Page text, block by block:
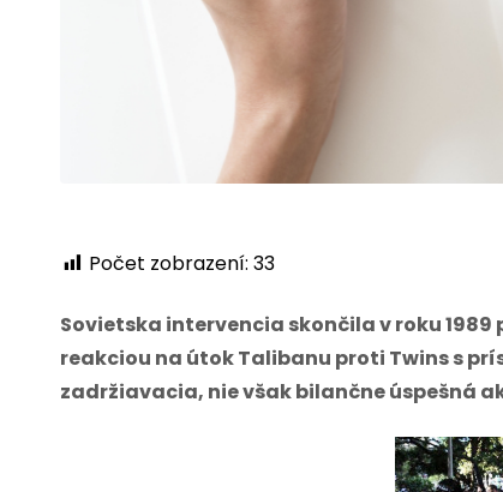
Počet zobrazení: 33
Sovietska intervencia skončila v roku
reakciou na útok Talibanu proti Twins s
zadržiavacia, nie však bilančne úspešná